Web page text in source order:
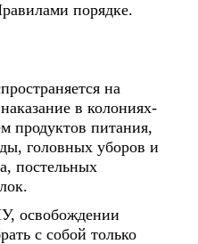
порядке.
на
в колониях-
продуктов питания,
головных уборов и
постельных
освобождении
с собой только